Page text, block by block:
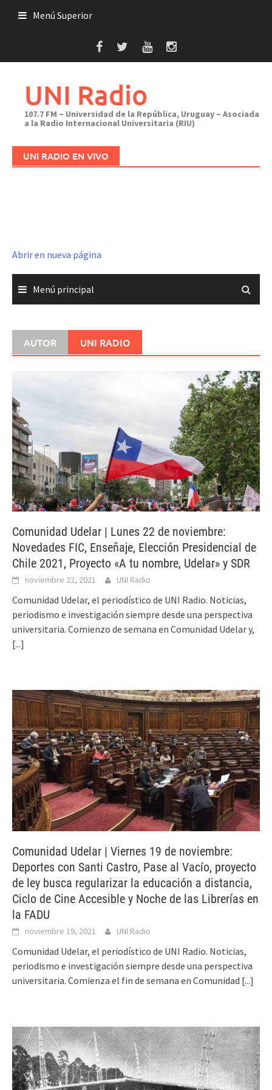
Menú Superior
UNI Radio
107.7 FM – Universidad de la República, Uruguay – Asociada
a la Radio Internacional Universitaria (RIU)
UNI RADIO EN VIVO
Abrir en nueva página
Menú principal
AUTOR UNI RADIO
Comunidad Udelar | Lunes 22 de noviembre:
Novedades FIC, Enseñaje, Elección Presidencial de
Chile 2021, Proyecto «A tu nombre, Udelar» y SDR
noviembre 22, 2021 UNI Radio
Comunidad Udelar, el periodístico de UNI Radio. Noticias,
periodismo e investigación siempre desde una perspectiva
universitaria. Comienzo de semana en Comunidad Udelar y,
[...]
Comunidad Udelar | Viernes 19 de noviembre:
Deportes con Santi Castro, Pase al Vacío, proyecto
de ley busca regularizar la educación a distancia,
Ciclo de Cine Accesible y Noche de las Librerías en
la FADU
noviembre 19, 2021 UNI Radio
Comunidad Udelar, el periodístico de UNI Radio. Noticias,
periodismo e investigación siempre desde una perspectiva
universitaria. Comienza el fin de semana en Comunidad [...]